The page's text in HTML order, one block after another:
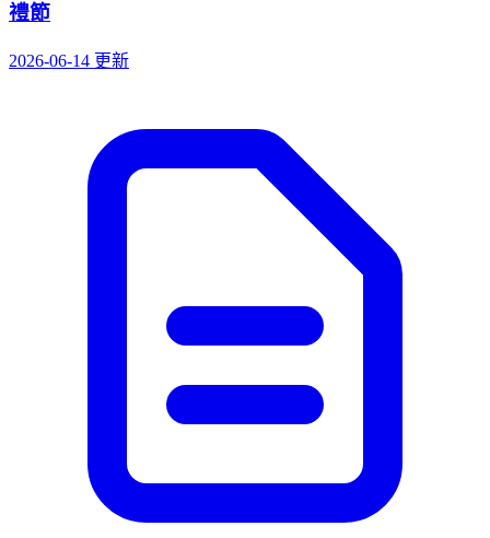
禮節
2026-06-14 更新